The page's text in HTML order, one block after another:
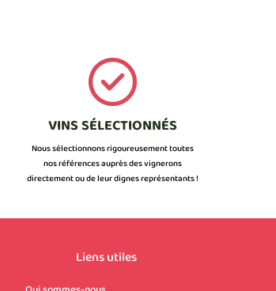
VINS SÉLECTIONNÉS
Nous sélectionnons rigoureusement toutes
nos références auprès des vignerons
directement ou de leur dignes représentants !
Liens utiles